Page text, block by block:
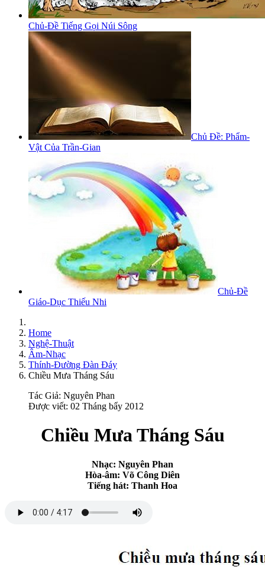
Chủ-Đề Tiếng Gọi Núi Sông
Chủ Đề: Phẩm-
Vật Của Trần-Gian
Chủ-Đề
Giáo-Dục Thiếu Nhi
Home
Nghệ-Thuật
Âm-Nhạc
Thính-Đường Đàn Đáy
Chiều Mưa Tháng Sáu
Tác Giả: Nguyên Phan
Được viết: 02 Tháng bẩy 2012
Chiều Mưa Tháng Sáu
Nhạc: Nguyên Phan
Hòa-âm: Võ Công Diên
Tiếng hát: Thanh Hoa